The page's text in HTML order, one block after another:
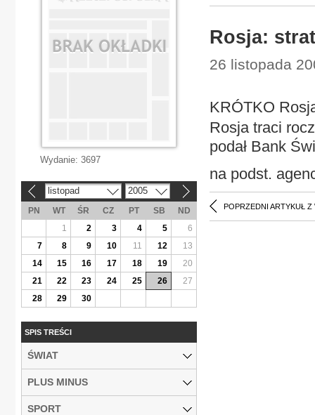
Rosja:
26 listopada
KRÓTKO
Rosja traci
podał Bank
na podst.
POPRZEDNI ARTYKUŁ Z
Wydanie: 3697
listopad 2005
PN WT ŚR CZ PT SB
ND
1
2 3 4 5
6
7
8 9 10 11 12
13
14
15 16 17 18 19
20
21
22 23 24 25 26
27
28
29 30
SPIS TREŚCI
ŚWIAT
PLUS MINUS
SPORT